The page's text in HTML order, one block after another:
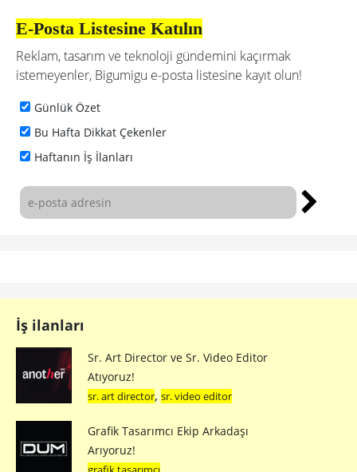
E-Posta Listesine Katılın
Reklam, tasarım ve teknoloji gündemini kaçırmak
istemeyenler, Bigumigu e-posta listesine kayıt olun!
Günlük Özet
Bu Hafta Dikkat Çekenler
Haftanın İş İlanları
İş ilanları
Sr. Art Director ve Sr. Video Editor
Atıyoruz!
sr. art director, sr. video editor
Grafik Tasarımcı Ekip Arkadaşı
Arıyoruz!